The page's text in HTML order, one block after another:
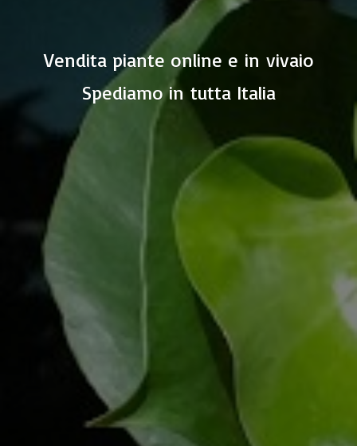
Vendita piante online e in vivaio
Spediamo in tutta Italia